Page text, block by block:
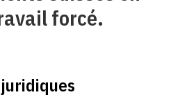
forcé.